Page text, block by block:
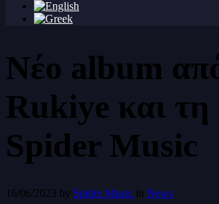
Νέο album
Rukiye και τη
Spider Music
16/06/2023 by Spider Music in News